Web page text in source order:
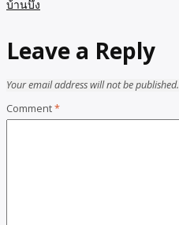
บ้านบึง
Leave a Reply
Your email address will not be published.
Comment*